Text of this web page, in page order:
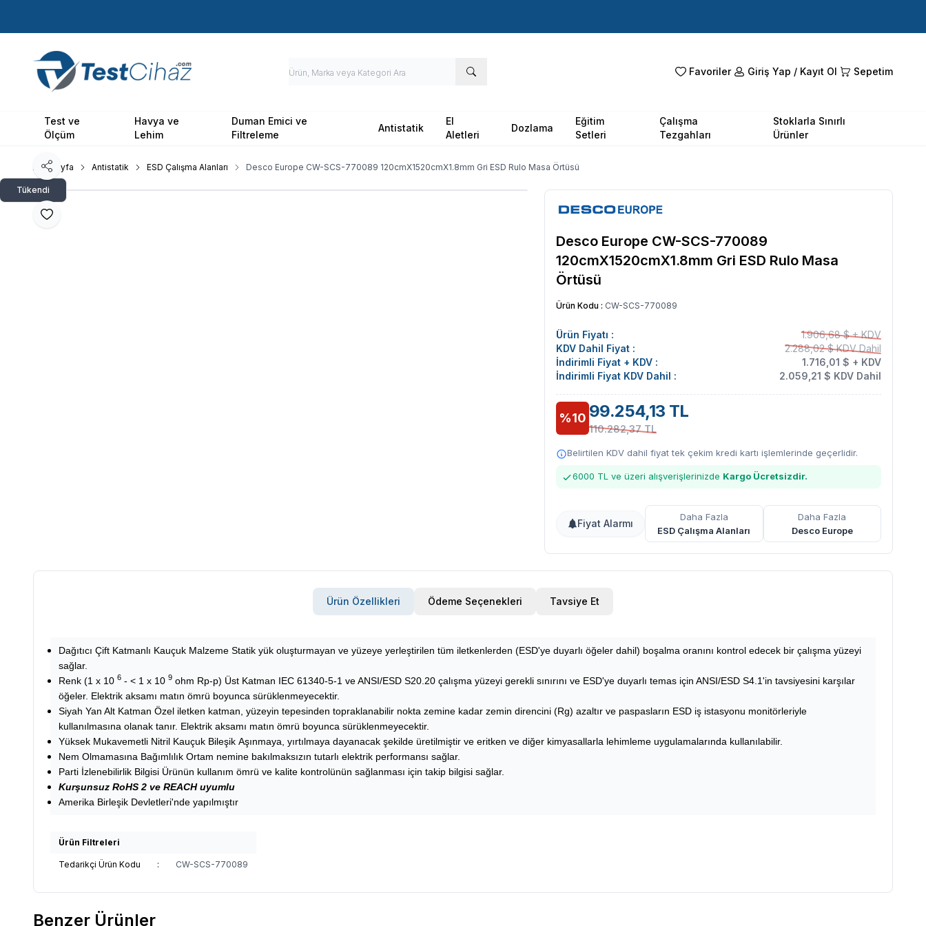
Favoriler Giriş Yap / Kayıt Ol Sepetim
Test ve
Ölçüm
Havya ve
Lehim
Duman Emici ve
Filtreleme
Antistatik
El
Aletleri
Dozlama
Eğitim
Setleri
Çalışma
Tezgahları
Stoklarla Sınırlı
Ürünler
Ana Sayfa Antistatik ESD Çalışma Alanları Desco Europe CW-SCS-770089 120cmX1520cmX1.8mm Gri ESD Rulo Masa Örtüsü
Favoriye Ekle
Paylaş
Tükendi
Desco Europe CW-SCS-770089
120cmX1520cmX1.8mm Gri ESD Rulo Masa
Örtüsü
Ürün Kodu : CW-SCS-770089
Ürün Fiyatı :
1.906,68 $ + KDV
KDV Dahil Fiyat :
2.288,02 $ KDV Dahil
İndirimli Fiyat + KDV :
1.716,01 $ + KDV
İndirimli Fiyat KDV Dahil :
2.059,21 $ KDV Dahil
%10 99.254,13 TL
110.282,37 TL
Belirtilen KDV dahil fiyat tek çekim kredi kartı işlemlerinde geçerlidir.
6000 TL ve üzeri alışverişlerinizde Kargo Ücretsizdir.
Fiyat Alarmı
Daha Fazla
ESD Çalışma Alanları
Daha Fazla
Desco Europe
Ürün Özellikleri Ödeme Seçenekleri Tavsiye Et
Dağıtıcı Çift Katmanlı Kauçuk Malzeme Statik yük oluşturmayan ve yüzeye yerleştirilen tüm iletkenlerden (ESD'ye duyarlı öğeler dahil) boşalma oranını kontrol edecek bir çalışma yüzeyi
sağlar.
Renk (1 x 10 6 - < 1 x 10 9 ohm Rp-p) Üst Katman IEC 61340-5-1 ve ANSI/ESD S20.20 çalışma yüzeyi gerekli sınırını ve ESD'ye duyarlı temas için ANSI/ESD S4.1'in tavsiyesini karşılar
öğeler. Elektrik aksamı matın ömrü boyunca sürüklenmeyecektir.
Siyah Yan Alt Katman Özel iletken katman, yüzeyin tepesinden topraklanabilir nokta zemine kadar zemin direncini (Rg) azaltır ve paspasların ESD iş istasyonu monitörleriyle
kullanılmasına olanak tanır. Elektrik aksamı matın ömrü boyunca sürüklenmeyecektir.
Yüksek Mukavemetli Nitril Kauçuk Bileşik Aşınmaya, yırtılmaya dayanacak şekilde üretilmiştir ve eritken ve diğer kimyasallarla lehimleme uygulamalarında kullanılabilir.
Nem Olmamasına Bağımlılık Ortam nemine bakılmaksızın tutarlı elektrik performansı sağlar.
Parti İzlenebilirlik Bilgisi Ürünün kullanım ömrü ve kalite kontrolünün sağlanması için takip bilgisi sağlar.
Kurşunsuz RoHS 2 ve REACH uyumlu
Amerika Birleşik Devletleri'nde yapılmıştır
Ürün Filtreleri
Tedarikçi Ürün Kodu : CW-SCS-770089
Benzer Ürünler